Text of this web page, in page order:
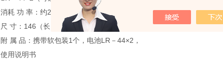
消耗 功 率：约2.5mW
尺 寸：146（长）×48(宽)×20(高)mm
附 属 品：携带软包装1个，电池LR－44×2，
使用说明书